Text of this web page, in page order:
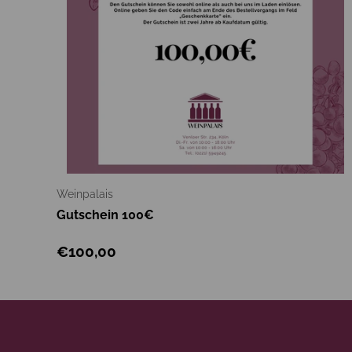
Weinpalais
Gutschein 100€
€100,00